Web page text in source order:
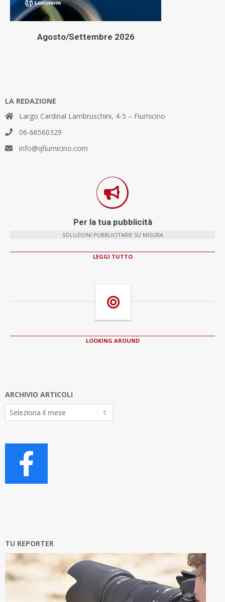
Agosto/Settembre 2026
LA REDAZIONE
Largo Cardinal Lambruschini, 4-5 – Fiumicino
06-66560329
info@qfiumicino.com
Per la tua pubblicità
SOLUZIONI PUBBLICITARIE SU MISURA
LEGGI TUTTO
LOOKING AROUND
ARCHIVIO ARTICOLI
Archivio
Articoli
TU REPORTER